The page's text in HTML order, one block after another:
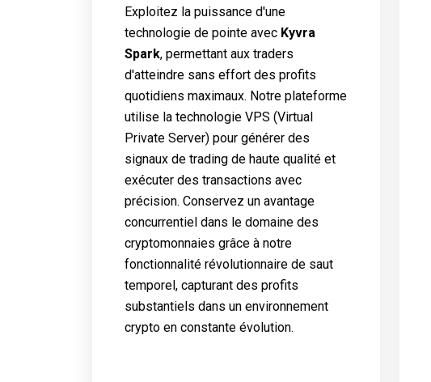
Exploitez la puissance d'une
technologie de pointe avec Kyvra
Spark, permettant aux traders
d'atteindre sans effort des profits
quotidiens maximaux. Notre plateforme
utilise la technologie VPS (Virtual
Private Server) pour générer des
signaux de trading de haute qualité et
exécuter des transactions avec
précision. Conservez un avantage
concurrentiel dans le domaine des
cryptomonnaies grâce à notre
fonctionnalité révolutionnaire de saut
temporel, capturant des profits
substantiels dans un environnement
crypto en constante évolution.